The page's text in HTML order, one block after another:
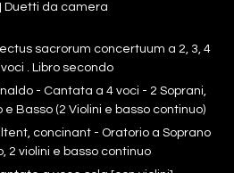
Duetti da camera
sacrorum concertuum a 2, 3, 4
. Libro secondo
- Cantata a 4 voci - 2 Soprani,
e Basso (2 Violini e basso continuo)
concinant - Oratorio a Soprano
2 violini e basso continuo